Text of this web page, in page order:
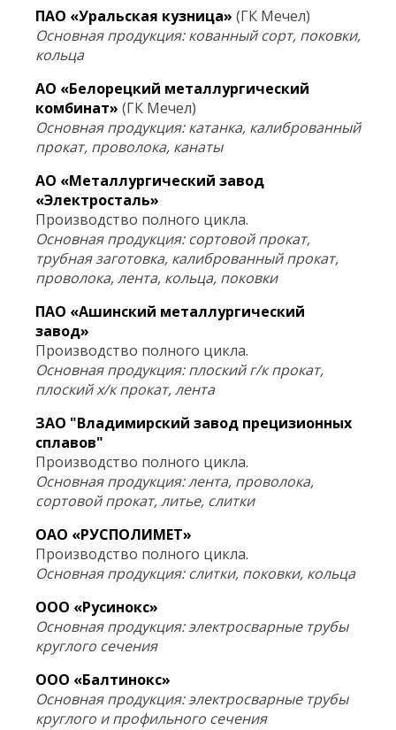
ПАО «Уральская кузница» (ГК Мечел)
Основная продукция: кованный сорт, поковки,
кольца
АО «Белорецкий металлургический
комбинат» (ГК Мечел)
Основная продукция: катанка, калиброванный
прокат, проволока, канаты
АО «Металлургический завод
«Электросталь»
Производство полного цикла.
Основная продукция: сортовой прокат,
трубная заготовка, калиброванный прокат,
проволока, лента, кольца, поковки
ПАО «Ашинский металлургический
завод»
Производство полного цикла.
Основная продукция: плоский г/к прокат,
плоский х/к прокат, лента
ЗАО "Владимирский завод прецизионных
сплавов"
Производство полного цикла.
Основная продукция: лента, проволока,
сортовой прокат, литье, слитки
ОАО «РУСПОЛИМЕТ»
Производство полного цикла.
Основная продукция: слитки, поковки, кольца
ООО «Русинокс»
Основная продукция: электросварные трубы
круглого сечения
ООО «Балтинокс»
Основная продукция: электросварные трубы
круглого и профильного сечения